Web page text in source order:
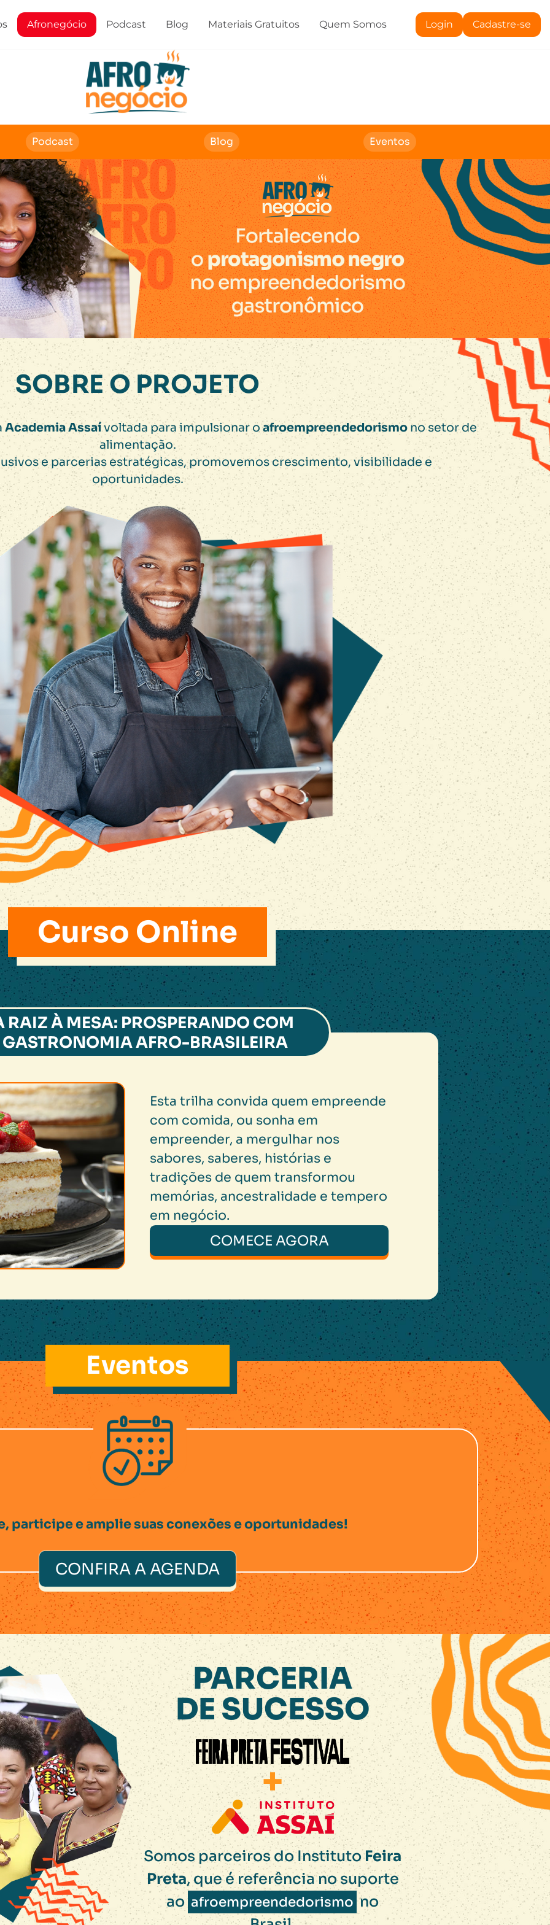
Afronegócio Podcast Blog Materiais Gratuitos Quem Somos Login Cadastre-se
Podcast Blog Eventos
SOBRE O PROJETO
Academia Assaívoltada para impulsionar oafroempreendedorismo no setor de
alimentação.
e parcerias estratégicas, promovemos crescimento, visibilidade e
oportunidades.
Curso Online
RAIZ À MESA: PROSPERANDO COM
AFRO-BRASILEIRA
Esta trilha convida quem empreende
com comida, ou sonha em
empreender, a mergulhar nos
sabores, saberes, histórias e
tradições de quem transformou
memórias, ancestralidade e tempero
em negócio.
COMECE AGORA
Eventos
participe e amplie suas conexões e oportunidades!
CONFIRA A AGENDA
PARCERIA
DE SUCESSO
Somos parceiros do InstitutoFeira
Preta, que é referência no suporte
ao afroempreendedorismo no